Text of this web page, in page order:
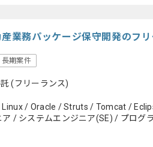
産業務パッケージ保守開発のフ
長期案件
託(フリーランス)
/ Oracle / Struts / Tomcat /
/ システムエンジニア(SE) / プログ